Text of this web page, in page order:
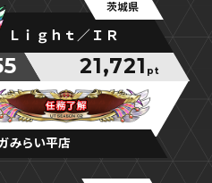
茨城県
Ｌｉｇｈｔ／ＩＲ
21,721 pt
任務了解
任務了解
任務了解
みらい平店